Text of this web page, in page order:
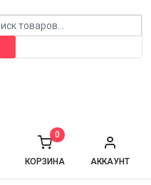
АККАУНТ
КОРЗИНА
0